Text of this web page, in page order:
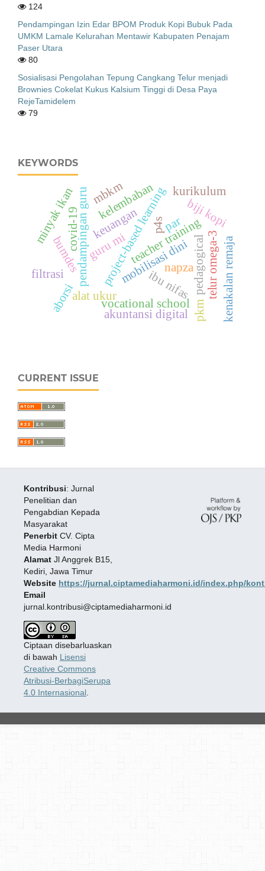
124
Pendampingan Izin Edar BPOM Produk Kopi Bubuk Pada
UMKM Lamale Kelurahan Mentawir Kabupaten Penajam
Paser Utara
80
Sosialisasi Pengolahan Tepung Cangkang Telur menjadi
Brownies Cokelat Kukus Kalsium Tinggi di Desa Paya
RejeTamidelem
79
KEYWORDS
pendampingan guru
alat ukur ibu nifas
mobilisasi dini
project-based learning pedagogical
teacher training
vocational school
biji kopi
kelembaban
guru mi
bumdes
keuangan p4spar
telur omega-3
minyak ikan
kenakalan remaja
napza
aborsi
mbkm
akuntansi digital pkm
covid-19
kurikulum
filtrasi
CURRENT ISSUE
Kontribusi: Jurnal
Penelitian dan
Pengabdian Kepada
Masyarakat
PenerbitCV. Cipta
Media Harmoni
AlamatJl Anggrek B15,
Kediri, Jawa Timur
Website https://jurnal.ciptamediaharmoni.id/index.php/
Email
jurnal.kontribusi@ciptamediaharmoni.id
Ciptaan disebarluaskan
di bawah Lisensi
Creative Commons
Atribusi-BerbagiSerupa
4.0 Internasional.